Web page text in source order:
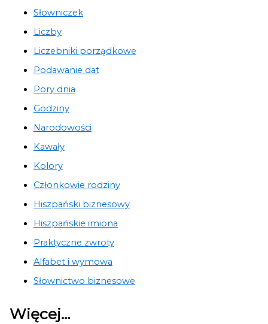
Słowniczek
Liczby
Liczebniki porządkowe
Podawanie dat
Pory dnia
Godziny
Narodowości
Kawały
Kolory
Członkowie rodziny
Hiszpański biznesowy
Hiszpańskie imiona
Praktyczne zwroty
Alfabet i wymowa
Słownictwo biznesowe
Więcej…